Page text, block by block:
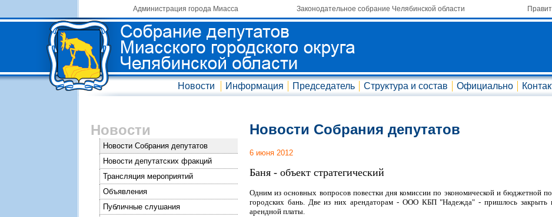
Администрация города Миасса Законодательное собрание Челябинской области
Новости Информация Председатель Структура и состав Официально
Новости
Новости Собрания депутатов
Новости депутатских фракций
Трансляция мероприятий
Объявления
Публичные слушания
Новости Собрания депутатов
6 июня 2012
Баня - объект стратегический
Одним из основных вопросов повестки дня комиссии по экономической и бюджетной
городских бань. Две из них арендаторам - ООО КБП "Надежда" - пришлось закрыть
арендной платы.